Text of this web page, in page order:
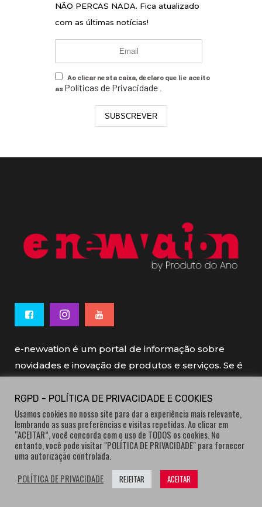
NÃO PERCAS NADA. Fica atualizado
com as últimas notícias!
Ao clicar nesta caixa, declaro que li e aceito
as Políticas de Privacidade
SUBSCREVER
e-newvation é um portal de informação sobre
novidades e inovação de produtos e serviços. Se é
e-newvation tem o patrocínio do “Produto do
Ano”, o prémio de inovação atribuído por
consumidores.
RGPD - POLÍTICA DE PRIVACIDADE E COOKIES
Usamos cookies no nosso site para dar a experiência mais relevante,
lembrando as suas preferências e visitas repetidas. Ao clicar em
“ACEITAR”, você concorda com o uso de TODOS os cookies. No
entanto, você pode visitar "POLÍTICA DE PRIVACIDADE" para fornecer
uma autorização controlada.
POLÍTICA DE PRIVACIDADE
REJEITAR ACEITAR